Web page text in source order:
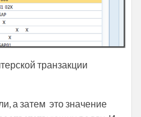
транзакции
а затем это значение